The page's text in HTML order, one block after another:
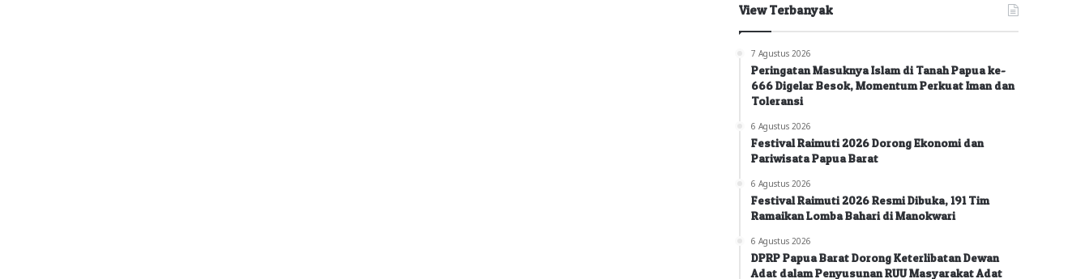
View Terbanyak
7 Agustus 2026
Peringatan Masuknya Islam di Tanah Papua ke-
666 Digelar Besok, Momentum Perkuat Iman dan
Toleransi
6 Agustus 2026
Festival Raimuti 2026 Dorong Ekonomi dan
Pariwisata Papua Barat
6 Agustus 2026
Festival Raimuti 2026 Resmi Dibuka, 191 Tim
Ramaikan Lomba Bahari di Manokwari
6 Agustus 2026
DPRP Papua Barat Dorong Keterlibatan Dewan
Adat dalam Penyusunan RUU Masyarakat Adat